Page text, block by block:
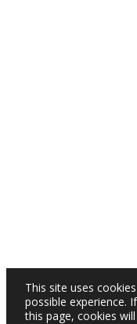
This site uses
possible experience.
this page, cookies